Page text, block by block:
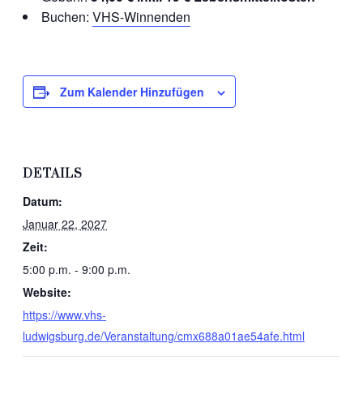
Buchen: VHS-Winnenden
Zum Kalender Hinzufügen
DETAILS
Datum:
Januar 22, 2027
Zeit:
5:00 p.m. - 9:00 p.m.
Website:
https://www.vhs-
ludwigsburg.de/Veranstaltung/cmx688a01ae54afe.html